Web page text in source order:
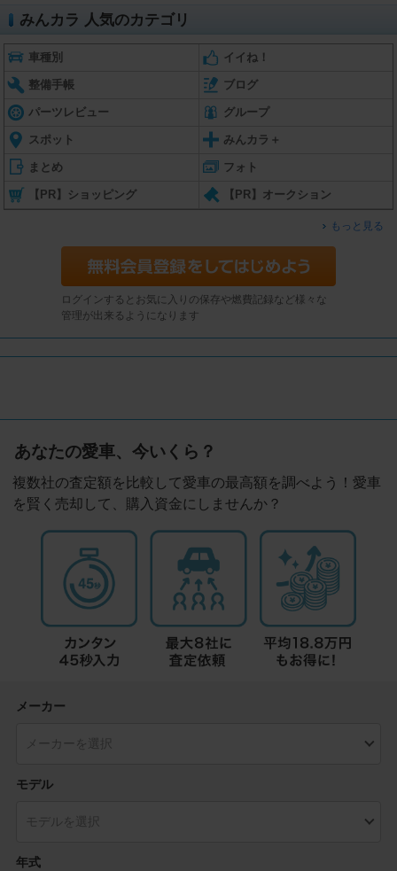
みんカラ 人気のカテゴリ
車種別 イイね！
整備手帳 ブログ
パーツレビュー グループ
スポット みんカラ＋
まとめ フォト
【PR】ショッピング 【PR】オークション
もっと見る
ログインするとお気に入りの保存や燃費記録など様々な
管理が出来るようになります
あなたの愛車、今いくら？
複数社の査定額を比較して愛車の最高額を調べよう！愛車
を賢く売却して、購入資金にしませんか？
メーカー
モデル
年式